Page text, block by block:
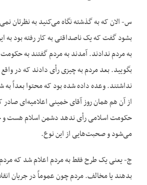
س- الان که به گذشته نگاه می‌‌کنید به نظرتان
بشود گفت که یک ناصداقتی به کار رفته بود به
به مردم ندادند. آمدند به مردم گفتند به حکومت
بگویید. بعد مردم به چیزی رأی دادند که در
نداشتند. وعده داده شده بود که محتوا بعداً
از آن هم همان روز آقای خمینی اعلامیه‌‌ای
حکومت اسلامی رأی ندهد دشمن اسلام هست
می‌‌شود و صحبت‌‌هایی از این نوع.
ج- یعنی یک طرح فقط به مردم اعلام شد که
بدهند یا مخالف. مردم چون عموماً در جریان